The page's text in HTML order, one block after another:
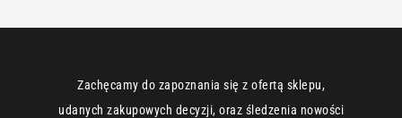
Zachęcamy do zapoznania się z ofertą sklepu,
udanych zakupowych decyzji, oraz śledzenia nowości